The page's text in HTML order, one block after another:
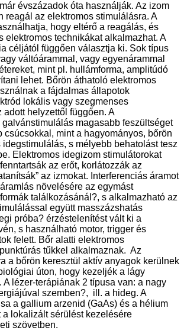
évszázadok óta használják. Az izom
reagál az elektromos stimulálásra. A
hogy eltérő a reagálás, és
elektromos technikákat alkalmazhat. A
céljától függően választja ki. Sok típus
váltóárammal, vagy egyenárammal
mint pl. hullámforma, amplitúdó
lehet. Bőrön áthatoló elektromos
a fájdalmas állapotok
lokális vagy szegmenses
helyzettől függően. A
magasabb feszültséget
csúcsokkal, mint a hagyományos, bőrön
idegstimulálás, s mélyebb behatolást tesz
Elektromos idegizom stimulátorokat
az erőt, korlátozzák az
az izmokat. Interferenciás áramot
növelésére az egymást
találkozásánál?, s alkalmazható az
együtt masszázshatás
próba? érzéstelenítést vált ki a
s használható motor, trigger és
felett. Bőr alatti elektromos
tűkkel alkalmaznak. Az
a bőrön keresztül aktív anyagok kerülnek
úton, hogy kezeljék a lágy
A lézer-terápiának 2 típusa van: a nagy
szemben?, ill. a hideg. A
a gallium arzenid (GaAs) és a hélium
a lokalizált sérülést kezelésére
szövetben.